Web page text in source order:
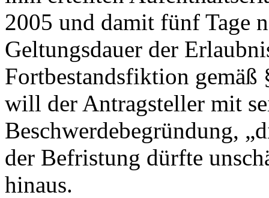
2005 und damit fünf Tage
Geltungsdauer der
Fortbestandsfiktion
will der Antragsteller mit
Beschwerdebegründung,
der Befristung dürfte
hinaus.